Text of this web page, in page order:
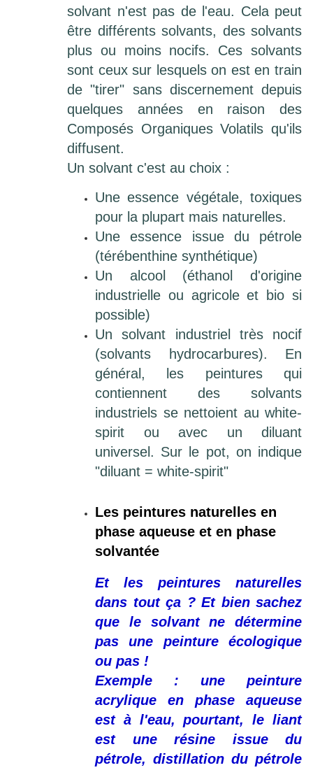
solvant n'est pas de l'eau. Cela peut
être différents solvants, des solvants
plus ou moins nocifs. Ces solvants
sont ceux sur lesquels on est en train
de "tirer" sans discernement depuis
quelques années en raison des
Composés Organiques Volatils qu'ils
diffusent.
Un solvant c'est au choix :
Une essence végétale, toxiques
pour la plupart mais naturelles.
Une essence issue du pétrole
(térébenthine synthétique)
Un alcool (éthanol d'origine
industrielle ou agricole et bio si
possible)
Un solvant industriel très nocif
(solvants hydrocarbures). En
général, les peintures qui
contiennent des solvants
industriels se nettoient au white-
spirit ou avec un diluant
universel. Sur le pot, on indique
"diluant = white-spirit"
Les peintures naturelles en
phase aqueuse et en phase
solvantée
Et les peintures naturelles
dans tout ça ? Et bien sachez
que le solvant ne détermine
pas une peinture écologique
ou pas !
Exemple : une peinture
acrylique en phase aqueuse
est à l'eau, pourtant, le liant
est une résine issue du
pétrole, distillation du pétrole